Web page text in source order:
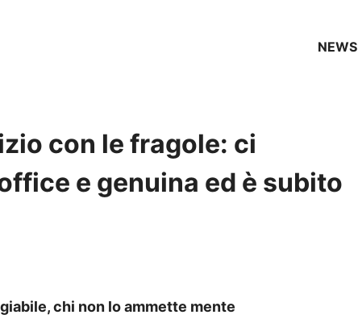
NEWS
con le fragole: ci
e genuina ed è subito
chi non lo ammette mente